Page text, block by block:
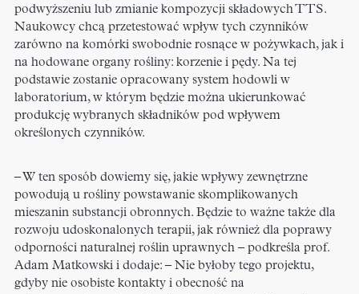
podwyższeniu lub zmianie kompozycji składowych TTS.
Naukowcy chcą przetestować wpływ tych czynników
zarówno na komórki swobodnie rosnące w pożywkach, jak i
na hodowane organy rośliny: korzenie i pędy. Na tej
podstawie zostanie opracowany system hodowli w
laboratorium, w którym będzie można ukierunkować
produkcję wybranych składników pod wpływem
określonych czynników.
– W ten sposób dowiemy się, jakie wpływy zewnętrzne
powodują u rośliny powstawanie skomplikowanych
mieszanin substancji obronnych. Będzie to ważne także dla
rozwoju udoskonalonych terapii, jak również dla poprawy
odporności naturalnej roślin uprawnych – podkreśla prof.
Adam Matkowski i dodaje: – Nie byłoby tego projektu,
gdyby nie osobiste kontakty i obecność na